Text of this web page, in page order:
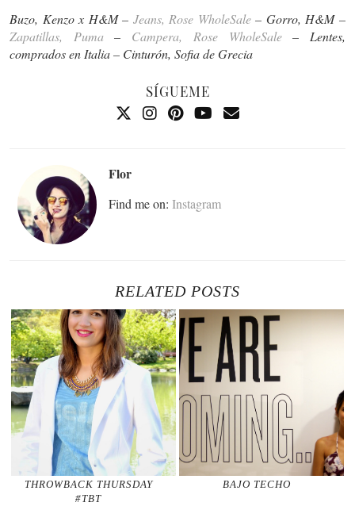
Buzo, Kenzo x H&M – Jeans, Rose WholeSale– Gorro, H&M –
Zapatillas, Puma– Campera, Rose WholeSale– Lentes,
comprados en Italia – Cinturón, Sofia de Grecia
SÍGUEME
Flor
Find me on: Instagram
RELATED POSTS
THROWBACK THURSDAY
#TBT
BAJO TECHO